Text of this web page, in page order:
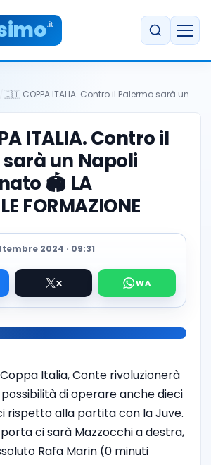
.it
🇮🇹 COPPA ITALIA. Contro il Palermo sarà un…
ITALIA. Contro il
un Napoli
🏟️ LA
FORMAZIONE
2024 · 09:31
Italia, Conte rivoluzionerà
possibilità di operare anche dieci
rispetto alla partita con la Juve.
ci sarà Mazzocchi a destra,
Rafa Marin (0 minuti